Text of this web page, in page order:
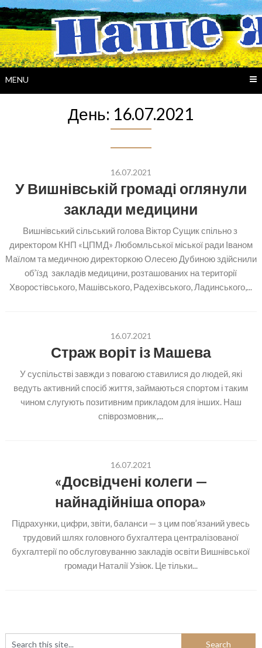
Skip
to
content
MENU
День: 16.07.2021
16.07.2021
У Вишнівській громаді оглянули
заклади медицини
Вишнівський сільський голова Віктор Сущик спільно з
директором КНП «ЦПМД» Любомльської міської ради Іваном
Маїлом та медичною директоркою Олесею Дубиною здійснили
об’їзд закладів медицини, розташованих на території
Хворостівського, Машівського, Радехівського, Ладинського,...
16.07.2021
Страж воріт із Машева
У суспільстві завжди з повагою ставилися до людей, які
ведуть активний спосіб життя, займаються спортом і таким
чином слугують позитивним прикладом для інших. Наш
співрозмовник,...
16.07.2021
«Досвідчені колеги —
найнадійніша опора»
Підрахунки, цифри, звіти, баланси — з цим пов’язаний увесь
трудовий шлях головного бухгалтера централізованої
бухгалтерії по обслуговуванню закладів освіти Вишнівської
громади Наталії Узіюк. Це тільки...